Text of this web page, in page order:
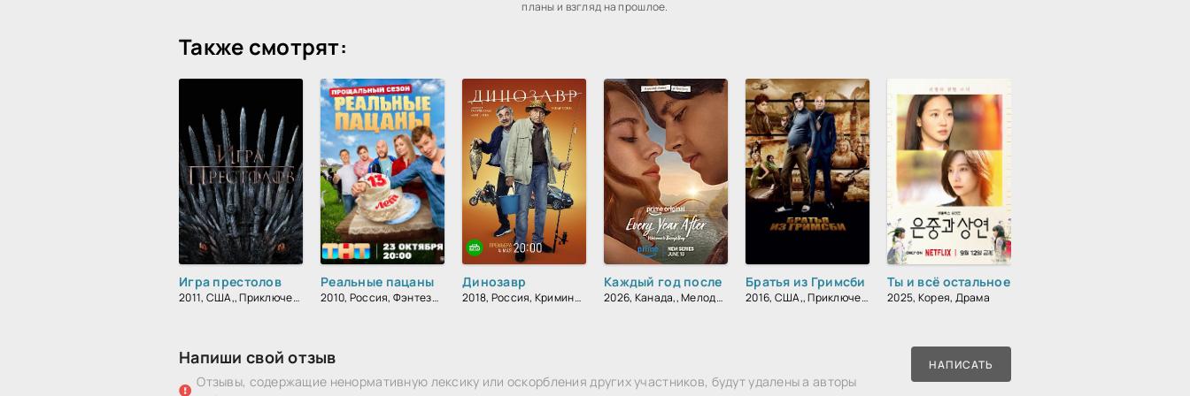
планы и взгляд на прошлое.
Также смотрят:
Игра престолов
2011, США,, Приключения, Фэнтези, Блокбастер, Мистический, Боевик, Зарубежный, Мелодрама, Драма
Реальные пацаны
2010, Россия, Фэнтези, Русский, Комедия
Динозавр
2018, Россия, Криминал, Детектив, Комедия
Каждый год после
2026, Канада,, Мелодрама, Драма
Братья из Гримсби
2016, США,, Приключения, Комедия, Боевик, Зарубежный
Ты и всё остальное
2025, Корея, Драма
Напиши свой отзыв
Отзывы, содержащие ненормативную лексику или оскорбления других участников, будут удалены а авторы
НАПИСАТЬ